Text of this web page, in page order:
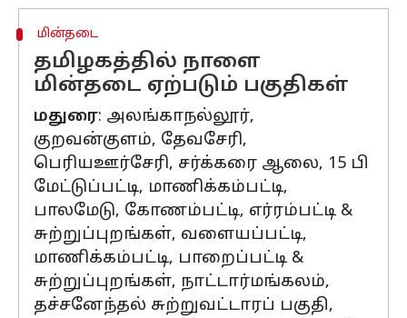
மின்தடை
தமிழகத்தில் நாளை
மின்தடை ஏற்படும் பகுதிகள்
மதுரை: அலங்காநல்லூர்,
குறவன்குளம், தேவசேரி,
பெரியஊர்சேரி, சர்க்கரை ஆலை, 15 பி
மேட்டுப்பட்டி, மாணிக்கம்பட்டி,
பாலமேடு, கோணம்பட்டி, எர்ரம்பட்டி &
சுற்றுப்புறங்கள், வளையப்பட்டி,
மாணிக்கம்பட்டி, பாறைப்பட்டி &
சுற்றுப்புறங்கள், நாட்டார்மங்கலம்,
தச்சனேந்தல் சுற்றுவட்டாரப் பகுதி,